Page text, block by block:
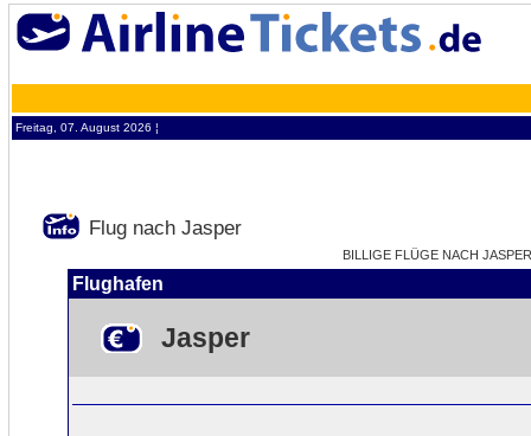
Freitag, 07. August 2026 ¦
Flug nach Jasper
BILLIGE FLÜGE NACH
Flughafen
Jasper